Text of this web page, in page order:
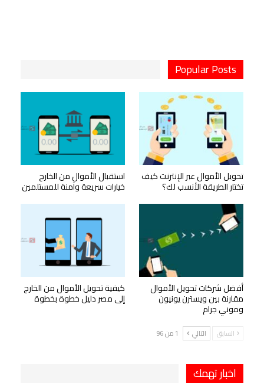
Popular Posts
تحويل الأموال عبر الإنترنت كيف
تختار الطريقة الأنسب لك؟
استقبال الأموال من الخارج
خيارات سريعة وآمنة للمستلمين
أفضل شركات تحويل الأموال
مقارنة بين ويسترن يونيون
وموني جرام
كيفية تحويل الأموال من الخارج
إلى مصر دليل خطوة بخطوة
السابق التالي 1 من 96
اخبار تهمك